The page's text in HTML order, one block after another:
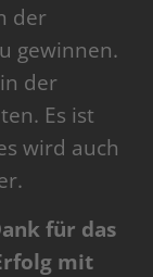
der
gewinnen.
der
Es ist
wird auch
für das
mit